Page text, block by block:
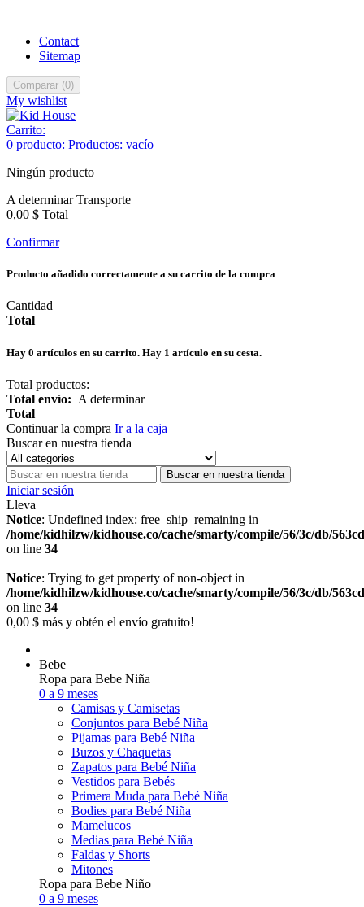
Contact
Sitemap
Comparar (0)
My wishlist
Carrito:
0 producto: Productos: vacío
Ningún producto
A determinarTransporte
0,00 $ Total
Confirmar
Producto añadido correctamente a su carrito de la compra
Cantidad
Total
Hay 0 artículos en su carrito. Hay 1 artículo en su cesta.
Total productos:
Total envío: A determinar
Total
Continuar la compra Ir a la caja
Buscar en nuestra tienda
Buscar en nuestra tienda
Iniciar sesión
Lleva
Notice: Undefined index: free_ship_remaining in
/home/kidhilzw/kidhouse.co/cache/smarty/compile/56/3c/db/
on line 34
Notice: Trying to get property of non-object in
/home/kidhilzw/kidhouse.co/cache/smarty/compile/56/3c/db/
on line 34
0,00 $ más y obtén el envío gratuito!
Bebe
Ropa para Bebe Niña
0 a 9 meses
Camisas y Camisetas
Conjuntos para Bebé Niña
Pijamas para Bebé Niña
Buzos y Chaquetas
Zapatos para Bebé Niña
Vestidos para Bebés
Primera Muda para Bebé Niña
Bodies para Bebé Niña
Mamelucos
Medias para Bebé Niña
Faldas y Shorts
Mitones
Ropa para Bebe Niño
0 a 9 meses